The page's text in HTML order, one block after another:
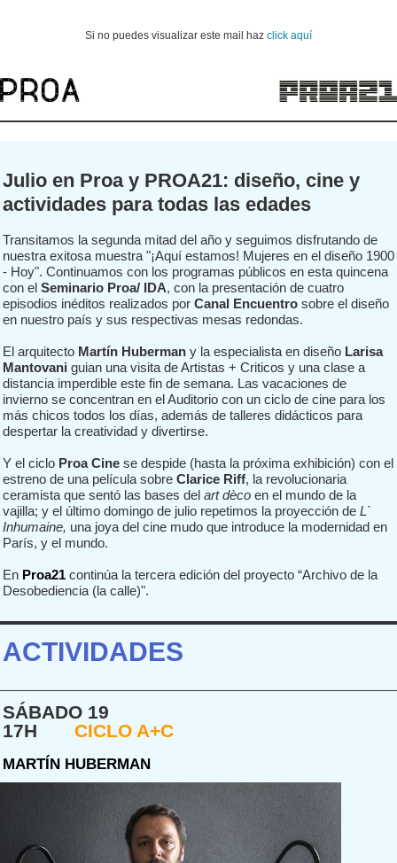
Si no puedes visualizar este mail haz click aquí
Julio en Proa y PROA21: diseño, cine y
actividades para todas las edades
Transitamos la segunda mitad del año y seguimos disfrutando de
nuestra exitosa muestra "¡Aquí estamos! Mujeres en el diseño 1900
- Hoy". Continuamos con los programas públicos en esta quincena
con el Seminario Proa/ IDA, con la presentación de cuatro
episodios inéditos realizados por Canal Encuentro sobre el diseño
en nuestro país y sus respectivas mesas redondas.
El arquitecto Martín Huberman y la especialista en diseño Larisa
Mantovani guian una visita de Artistas + Criticos y una clase a
distancia imperdible este fin de semana. Las vacaciones de
invierno se concentran en el Auditorio con un ciclo de cine para los
más chicos todos los días, además de talleres didácticos para
despertar la creatividad y divertirse.
Y el ciclo Proa Cine se despide (hasta la próxima exhibición) con el
estreno de una película sobre Clarice Riff, la revolucionaria
ceramista que sentó las bases del art dèco en el mundo de la
vajilla; y el último domingo de julio repetimos la proyección de L`
Inhumaine, una joya del cine mudo que introduce la modernidad en
París, y el mundo.
En Proa21 continúa la tercera edición del proyecto “Archivo de la
Desobediencia (la calle)".
ACTIVIDADES
SÁBADO 19
17H CICLO A+C
MARTÍN HUBERMAN